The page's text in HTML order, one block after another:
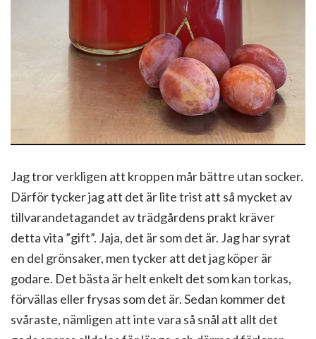
Jag tror verkligen att kroppen mår bättre utan socker.
Därför tycker jag att det är lite trist att så mycket av
tillvarandetagandet av trädgårdens prakt kräver
detta vita ”gift”. Jaja, det är som det är. Jag har syrat
en del grönsaker, men tycker att det jag köper är
godare. Det bästa är helt enkelt det som kan torkas,
förvällas eller frysas som det är. Sedan kommer det
svåraste, nämligen att inte vara så snål att allt det